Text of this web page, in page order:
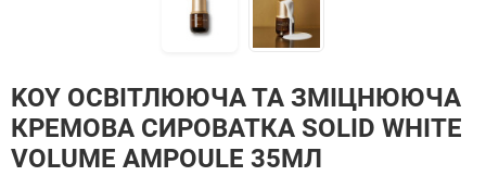
KOY ОСВІТЛЮЮЧА ТА ЗМІЦНЮЮЧА
КРЕМОВА СИРОВАТКА SOLID WHITE
VOLUME AMPOULE 35МЛ